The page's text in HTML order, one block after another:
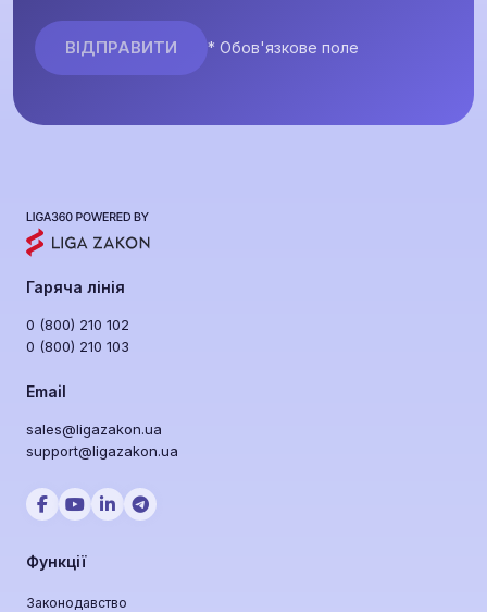
* Обов'язкове поле
Гаряча лінія
0 (800) 210 102
0 (800) 210 103
Email
sales@ligazakon.ua
support@ligazakon.ua
Функції
Законодавство